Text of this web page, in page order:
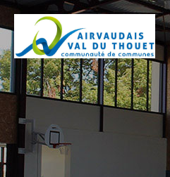
Panneau de gestion des cookies